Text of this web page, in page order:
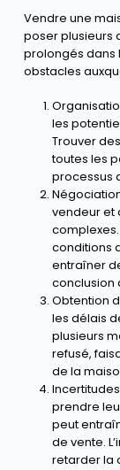
Vendre une
poser plusieurs
prolongés dans
obstacles
les
Trouver
toutes les
processus
vendeur et
complexes.
conditions
entraîner
conclusion
Obtention
les délais
plusieurs
refusé,
de la
prendre
peut
de vente.
retarder la